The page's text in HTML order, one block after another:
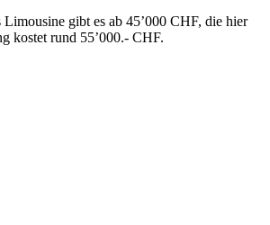
gibt es ab 45’000 CHF, die hier
kostet rund 55’000.- CHF.